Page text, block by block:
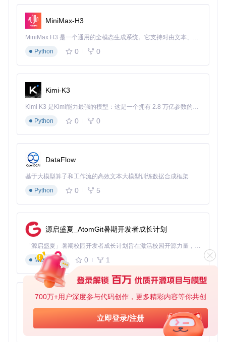
700万+用户深度参与代码创作，更多精彩内容等你共创
立即登录/注册
MiniMax-H3
MiniMax H3 是一个通用的全模态生成系统。它支持对由文本、图像、视频和音频组成的多模态上下文进行统一理解，并能生成分辨率高达 2K、时长可达 15 秒的带原生立体声音频的视频。得益于面向任务泛化的系统设计，H3 在预训练阶段就已具备广泛的多模态上下文理解与生成能力，能够出色地执行复杂的多模态指令。
Python
0 0
Kimi-K3
Kimi K3 是Kimi能力最强的模型：这是一个拥有 2.8 万亿参数的混合专家（MoE）模型，具备原生视觉理解能力，并支持 100 万 token 的上下文窗口。
Python
0 0
DataFlow
基于大模型算子和工作流的高效文本大模型训练数据合成框架
Python
0 5
源启盛夏_AtomGit暑期开发者成长计划
「源启盛夏」暑期校园开发者成长计划旨在激活校园开源力量，通过积分激励、认证扶持、资源倾斜等形式，引导高校组织和开发者完成「入驻 — 建项目 — 做贡献 — 获认证 — 得资源」的完整闭环。无论你是想带领社团入驻平台的组织者，还是希望用代码贡献证明自己的开发者，都能在这里找到属于你的成长路径。
Markdown
0 1
py-xiaozhi
基于Python的Xiaozhi AI，适用于想要完整Xiaozhi体验而无需拥有专用硬件的用户。
Python
0 1